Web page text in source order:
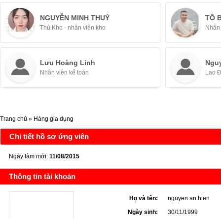
NGUYỄN MINH THUÝ
Thủ Kho - nhân viên kho
TÔ
Lưu Hoàng Linh
Nhân viên kế toán Lao
Trang chủ » Hàng gia dụng
Chi tiết hồ sơ ứng viên
Ngày làm mới: 11/08/2015
Thông tin tài khoản
Họ và tên:
nguyen an hien
Ngày sinh:
30/11/1999